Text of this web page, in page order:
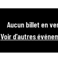
Aucun billet en
Voir d'autres